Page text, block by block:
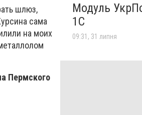
шлюз,
сама
на моих
Пермского
Модуль
1C
09:31, 31 липня